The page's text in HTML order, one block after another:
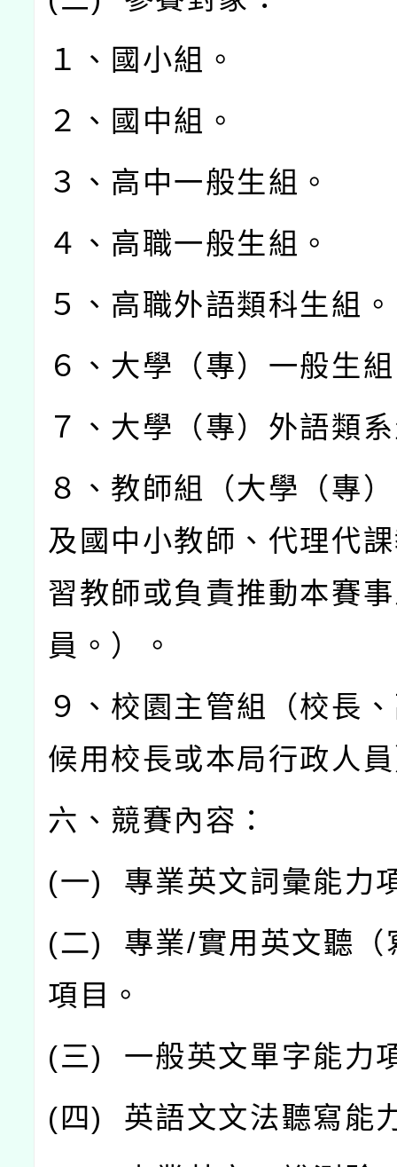
１、國小組。
２、國中組。
３、高中一般生組。
４、高職一般生組。
５、高職外語類科生組。
６、大學（專）一般生
７、大學（專）外語類
８、教師組（大學（專
及國中小教師、代理代
習教師或負責推動本賽
員。）。
９、校園主管組（校長
候用校長或本局行政人
六、競賽內容：
(一) 專業英文詞彙能力
(二) 專業/實用英文聽（
項目。
(三) 一般英文單字能力
( 四) 英語文文法聽寫能